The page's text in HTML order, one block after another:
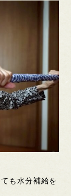
も水分補給を